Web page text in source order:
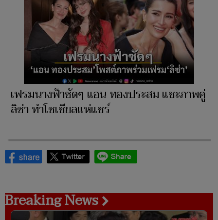
เฟรมนางฟ้าชัดๆ แอน ทองประสม แชะภาพคู่
ลิซ่า ทำโซเชียลแห่แชร์
Breaking News